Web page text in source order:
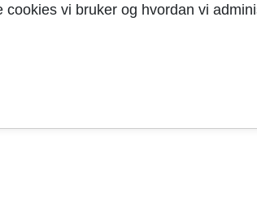
vi bruker og hvordan vi